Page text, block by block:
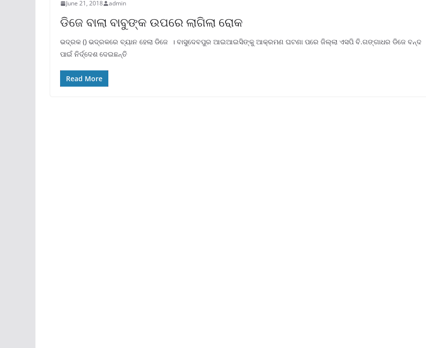
June 21, 2018 admin
ଡିଜେ ବାଲା ବାବୁଙ୍କ ଉପରେ ଲାଗିଲା ରୋକ
ଭଦ୍ରକ () ଭଦ୍ରକରେ ବ୍ୟାନ ହେଲା ଡିଜେ । ବାସୁଦେବପୁର ଆଇଆଇସିଙ୍କୁ ଆକ୍ରମଣ ଘଟଣା ପରେ ଜିଲ୍ଲା ଏସପି ବି.ଗଙ୍ଗାଧର ଡିଜେ ବନ୍ଦ
ପାଇଁ ନିର୍ଦ୍ଦେଶ ଦେଇଛନ୍ତି
Read More